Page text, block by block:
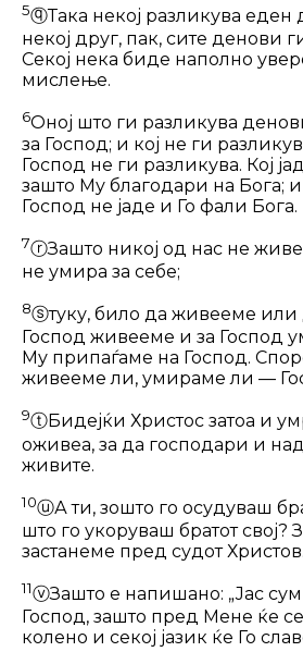
5ⓠТака некој разликува еден
некој друг, пак, сите денови
Секој нека биде наполно
мислење.
6Оној што ги разликува
за Господ; и кој не ги
Господ не ги разликува. Кој
зашто Му благодари на Бога; и
Господ не јаде и Го фали Бога.
7ⓡЗашто никој од нас не
не умира за себе;
8ⓢтуку, било да живееме или
Господ живееме и за Господ
Му припаѓаме на Господ.
живееме ли, умираме ли —
9ⓣБидејќи Христос затоа и
оживеа, за да господари и
живите.
10ⓤА ти, зошто го осудуваш
што го укоруваш братот свој?
застанеме пред су­дот Христов.
11ⓥЗашто е напишано: „Јас
Господ, зашто пред Мене ќе
колено и секој јазик ќе Го